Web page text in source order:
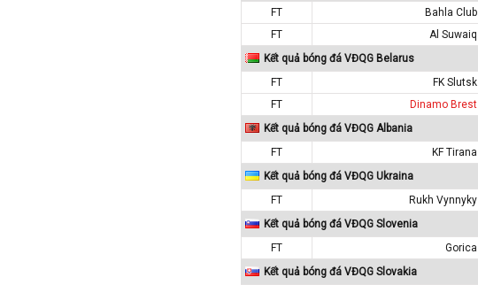
FT
Bahla Club
FT
Al Suwaiq
Kết quả bóng đá VĐQG Belarus
FT
FK Slutsk
FT
Dinamo Brest
Kết quả bóng đá VĐQG Albania
FT
KF Tirana
Kết quả bóng đá VĐQG Ukraina
FT
Rukh Vynnyky
Kết quả bóng đá VĐQG Slovenia
FT
Gorica
Kết quả bóng đá VĐQG Slovakia